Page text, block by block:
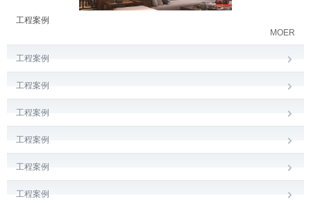
工程案例
MOER
工程案例
工程案例
工程案例
工程案例
工程案例
工程案例